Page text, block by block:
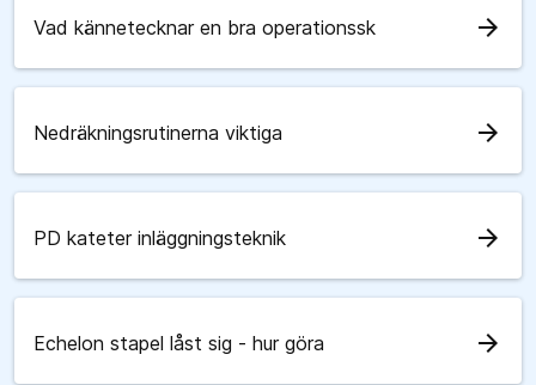
Vad kännetecknar en bra operationssk arrow_forward
Nedräkningsrutinerna viktiga arrow_forward
PD kateter inläggningsteknik arrow_forward
Echelon stapel låst sig - hur göra arrow_forward